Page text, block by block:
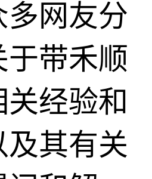
多网友分
带禾顺
关经验和
其有关